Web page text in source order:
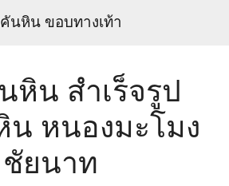
นหิน ขอบทางเท้า
หิน สำเร็จรูป
หนองมะโมง
ชัยนาท